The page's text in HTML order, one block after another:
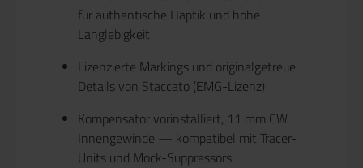
für authentische Haptik und hohe
Langlebigkeit
Lizenzierte Markings und originalgetreue
Details von Staccato (EMG-Lizenz)
Kompensator vorinstalliert, 11 mm CW
Innengewinde — kompatibel mit Tracer-
Units und Mock-Suppressors